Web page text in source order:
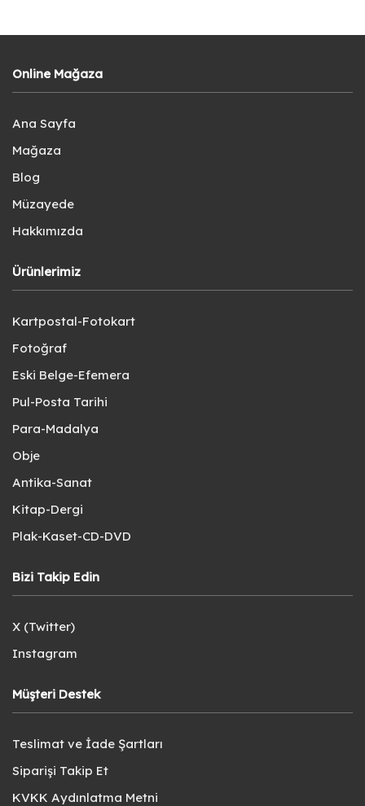
Online Mağaza
Ana Sayfa
Mağaza
Blog
Müzayede
Hakkımızda
Ürünlerimiz
Kartpostal-Fotokart
Fotoğraf
Eski Belge-Efemera
Pul-Posta Tarihi
Para-Madalya
Obje
Antika-Sanat
Kitap-Dergi
Plak-Kaset-CD-DVD
Bizi Takip Edin
X (Twitter)
Instagram
Müşteri Destek
Teslimat ve İade Şartları
Siparişi Takip Et
KVKK Aydınlatma Metni